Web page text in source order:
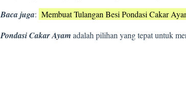
Baca juga: Membuat Tulangan Besi Pondasi Cakar
Pondasi Cakar Ayamadalah pilihan yang tepat untuk